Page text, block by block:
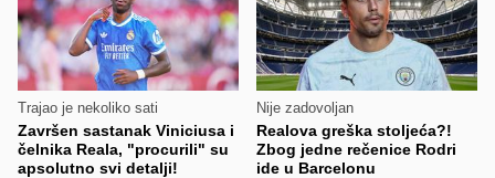
Trajao je nekoliko sati
Završen sastanak Viniciusa i
čelnika Reala, "procurili" su
apsolutno svi detalji!
Nije zadovoljan
Realova greška stoljeća?!
Zbog jedne rečenice Rodri
ide u Barcelonu